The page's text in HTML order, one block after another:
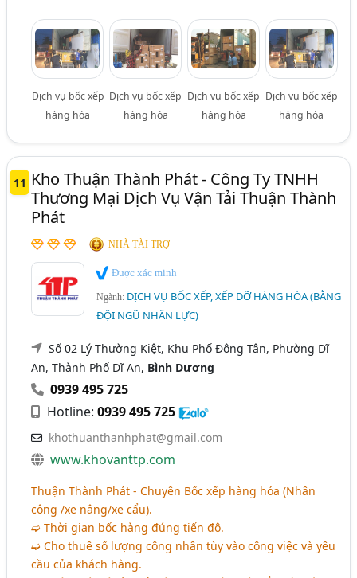
Dịch vụ bốc xếp
hàng hóa
Dịch vụ bốc xếp
hàng hóa
Dịch vụ bốc xếp
hàng hóa
Dịch vụ bốc xếp
hàng hóa
11 Kho Thuận Thành Phát - Công Ty TNHH
Thương Mại Dịch Vụ Vận Tải Thuận Thành
Phát
NHÀ TÀI TRỢ
Được xác minh
Ngành: DỊCH VỤ BỐC XẾP, XẾP DỠ HÀNG HÓA (BẰNG
ĐỘI NGŨ NHÂN LỰC)
Số 02 Lý Thường Kiệt, Khu Phố Đông Tân, Phường Dĩ
An, Thành Phố Dĩ An, Bình Dương
0939 495 725
Hotline:0939 495 725
khothuanthanhphat@gmail.com
www.khovanttp.com
Thuận Thành Phát - Chuyên Bốc xếp hàng hóa (Nhân
công /xe nâng/xe cẩu).
➫ Thời gian bốc hàng đúng tiến độ.
➫ Cho thuê số lượng công nhân tùy vào công việc và yêu
cầu của khách hàng.